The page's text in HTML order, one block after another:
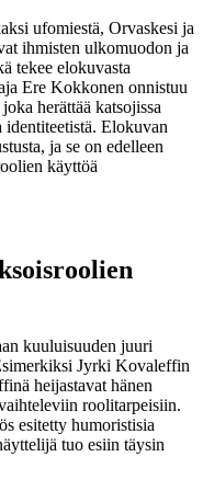
ufomiestä, Orvaskesi ja
ihmisten ulkomuodon ja
tekee elokuvasta
Ere Kokkonen onnistuu
herättää katsojissa
identiteetistä. Elokuvan
ja se on edelleen
käyttöä
kuuluisuuden juuri
Jyrki Kovaleffin
heijastavat hänen
roolitarpeisiin.
esitetty humoristisia
tuo esiin täysin